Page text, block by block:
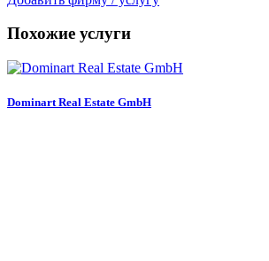
Похожие услуги
Dominart Real Estate GmbH